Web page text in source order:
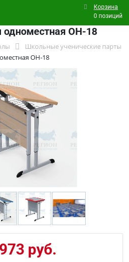
Корзина
0 позиций
одноместная ОН-18
Школьные ученические парты
ОН-18
руб.